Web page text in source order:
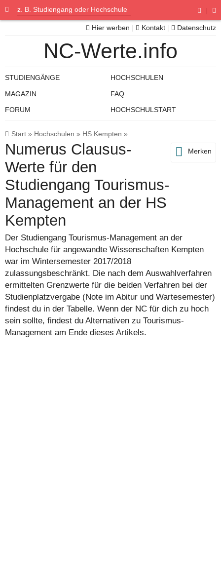
Start » Hochschulen » HS Kempten »
Merken
Numerus Clausus-
Werte für den
Studiengang Tourismus-
Management an der HS
Kempten
Der Studiengang Tourismus-Management an der
Hochschule für angewandte Wissenschaften Kempten
war im Wintersemester 2017/2018
zulassungsbeschränkt. Die nach dem Auswahlverfahren
ermittelten Grenzwerte für die beiden Verfahren bei der
Studienplatzvergabe (Note im Abitur und Wartesemester)
findest du in der Tabelle. Wenn der NC für dich zu hoch
sein sollte, findest du Alternativen zu Tourismus-
Management am Ende dieses Artikels.
Hier werben Kontakt Datenschutz
NC-Werte.info
STUDIENGÄNGE HOCHSCHULEN
MAGAZIN FAQ
FORUM HOCHSCHULSTART